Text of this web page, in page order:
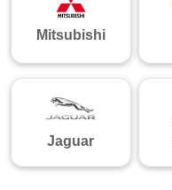
Mitsubishi
Jaguar